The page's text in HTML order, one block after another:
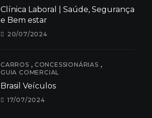
Clínica Laboral | Saúde, Segurança
e Bem estar
20/07/2024
CARROS , CONCESSIONÁRIAS ,
GUIA COMERCIAL
Brasil Veículos
17/07/2024